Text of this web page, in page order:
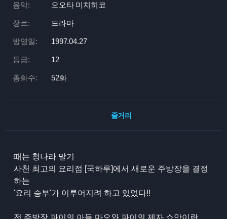
음악: 오오타 미치히코
장르: 드라마
방영일: 1997.04.27
등급: 12
총화수: 52화
줄거리
때는 청나라 말기
사천 최고의 요리점 [국하루]에서 새로운 주방장을 결정
하는
'요리 승부'가 이루어지려 하고 있었다!!
전 주방장 파이의 아들 마오와 파이의 제자 쇼안이란